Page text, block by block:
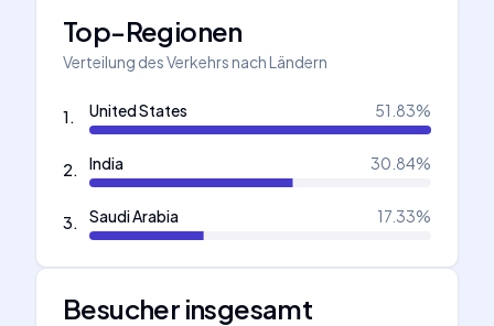
Top-Regionen
Verteilung des Verkehrs nach Ländern
1. United States 51.83%
2. India 30.84%
3. Saudi Arabia 17.33%
Besucher insgesamt